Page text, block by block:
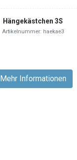
Hängekästchen 3S
Artikelnummer: haekae3
Mehr Informationen